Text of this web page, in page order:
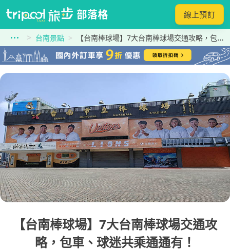
線上預訂
台南景點 【台南棒球場】7大台南棒球場交通攻略，包車、球迷共乘通通有！
【台南棒球場】7大台南棒球場交通攻
略，包車、球迷共乘通通有！